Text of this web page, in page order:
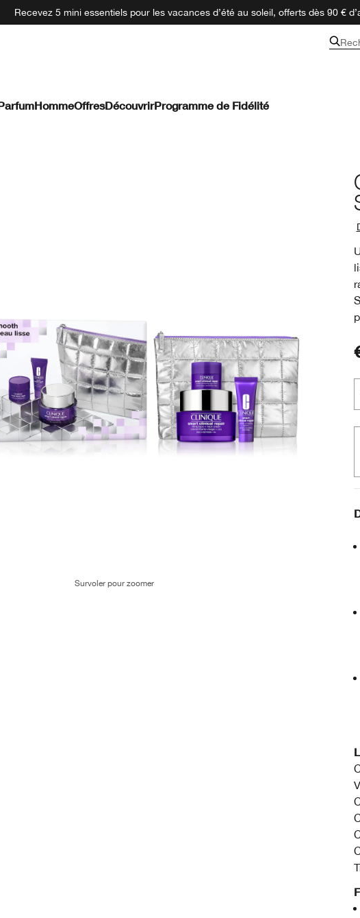
Recevez 5 mini essentiels pour les vacances d’été au soleil, offerts dès 90 €
HommeOffresDécouvrirProgramme de Fidélité
Survoler pour zoomer